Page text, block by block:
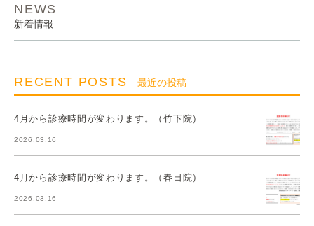
NEWS
新着情報
RECENT POSTS 最近の投稿
4月から診療時間が変わります。（竹下院）
2026.03.16
4月から診療時間が変わります。（春日院）
2026.03.16